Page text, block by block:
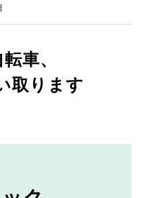
車、
取ります